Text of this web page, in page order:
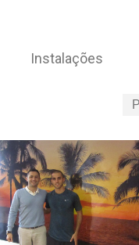
Instalações